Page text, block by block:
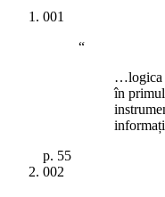
001
“
…logica
în
p. 55
002